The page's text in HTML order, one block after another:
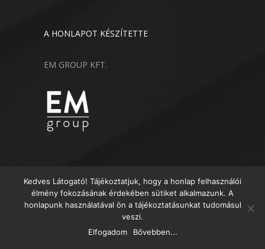
A HONLAPOT KÉSZÍTETTE
EM GROUP KFT.
© 2018 Minden Jog Fenntartva
Kedves Látogató! Tájékoztatjuk, hogy a honlap felhasználói
élmény fokozásának érdekében sütiket alkalmazunk. A
honlapunk használatával ön a tájékoztatásunkat tudomásul
veszi.
Elfogadom
Bővebben...